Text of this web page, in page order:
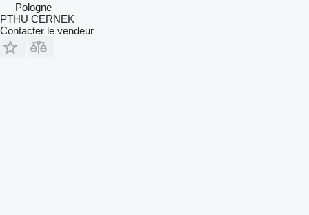
Pologne
PTHU CERNEK
Contacter le vendeur